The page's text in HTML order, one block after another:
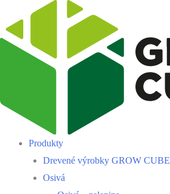
Produkty
Drevené výrobky GROW CUBE
Osivá